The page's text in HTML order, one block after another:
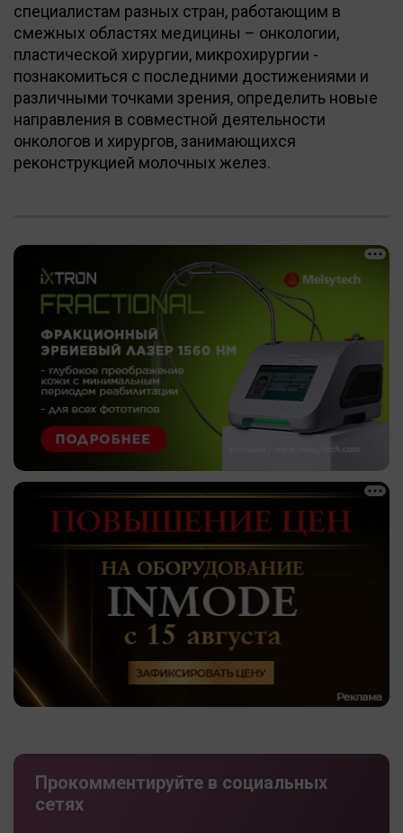
специалистам разных стран, работающим в
смежных областях медицины – онкологии,
пластической хирургии, микрохирургии -
познакомиться с последними достижениями и
различными точками зрения, определить новые
направления в совместной деятельности
онкологов и хирургов, занимающихся
реконструкцией молочных желез.
Прокомментируйте в социальных
сетях